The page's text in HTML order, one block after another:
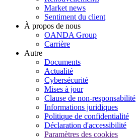
Market news
Sentiment du client
À propos de nous
OANDA Group
Carrière
Autre
Documents
Actualité
Cybersécurité
Mises à jour
Clause de non-responsabilité
Informations juridiques
Politique de confidentialité
Déclaration d'accessibilité
Paramètres des cookies